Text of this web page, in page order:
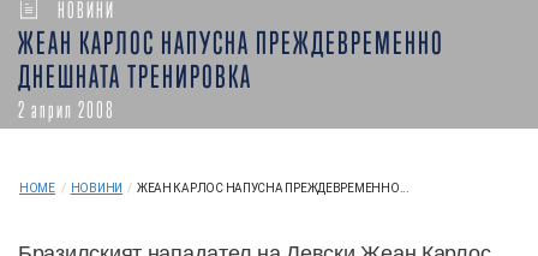
НОВИНИ
ЖЕАН КАРЛОС НАПУСНА ПРЕЖДЕВРЕМЕННО
ДНЕШНАТА ТРЕНИРОВКА
2 април 2008
HOME / НОВИНИ / ЖЕАН КАРЛОС НАПУСНА ПРЕЖДЕВРЕМЕННО...